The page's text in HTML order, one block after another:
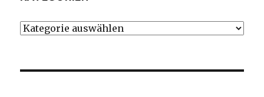
Kategorien